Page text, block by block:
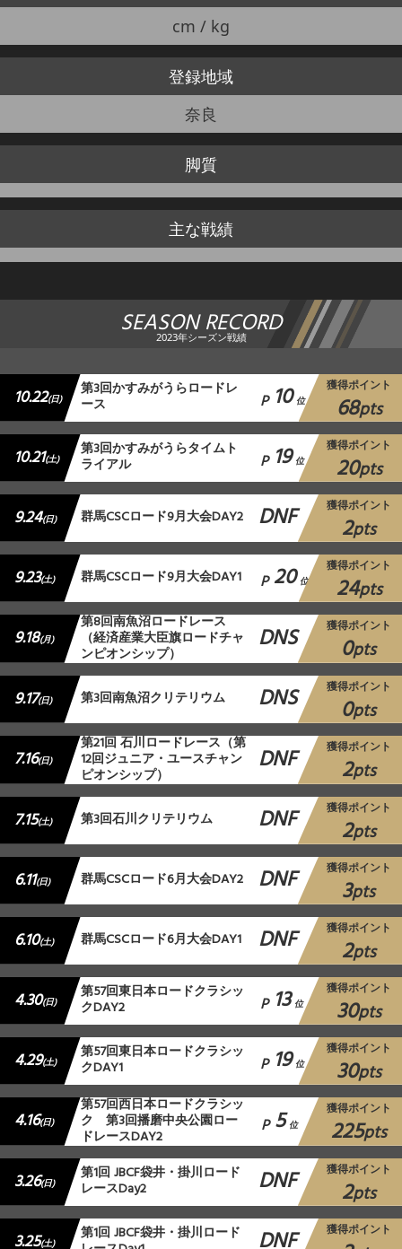
cm / kg
登録地域
奈良
脚質
主な戦績
SEASON RECORD
2023年シーズン戦績
10.22(日) 第3回かすみがうらロードレ
ース P 10 位
獲得ポイント
68pts
10.21(土) 第3回かすみがうらタイムト
ライアル P 19 位
獲得ポイント
20pts
9.24(日) 群馬CSCロード9月大会DAY2 DNF 獲得ポイント
2pts
9.23(土) 群馬CSCロード9月大会DAY1 P 20 位
獲得ポイント
24pts
9.18(月)
第8回南魚沼ロードレース
（経済産業大臣旗ロードチャ
ンピオンシップ） DNS 獲得ポイント
0pts
9.17(日) 第3回南魚沼クリテリウム DNS 獲得ポイント
0pts
7.16(日)
第21回 石川ロードレース（第
12回ジュニア・ユースチャン
ピオンシップ） DNF 獲得ポイント
2pts
7.15(土) 第3回石川クリテリウム DNF 獲得ポイント
2pts
6.11(日) 群馬CSCロード6月大会DAY2 DNF 獲得ポイント
3pts
6.10(土) 群馬CSCロード6月大会DAY1 DNF 獲得ポイント
2pts
4.30(日) 第57回東日本ロードクラシッ
クDAY2 P 13 位
獲得ポイント
30pts
4.29(土) 第57回東日本ロードクラシッ
クDAY1 P 19 位
獲得ポイント
30pts
4.16(日)
第57回西日本ロードクラシッ
ク 第3回播磨中央公園ロー
ドレースDAY2 P 5 位
獲得ポイント
225pts
3.26(日) 第1回 JBCF袋井・掛川ロード
レースDay2 DNF 獲得ポイント
2pts
3.25(土) 第1回 JBCF袋井・掛川ロード DNF 獲得ポイント